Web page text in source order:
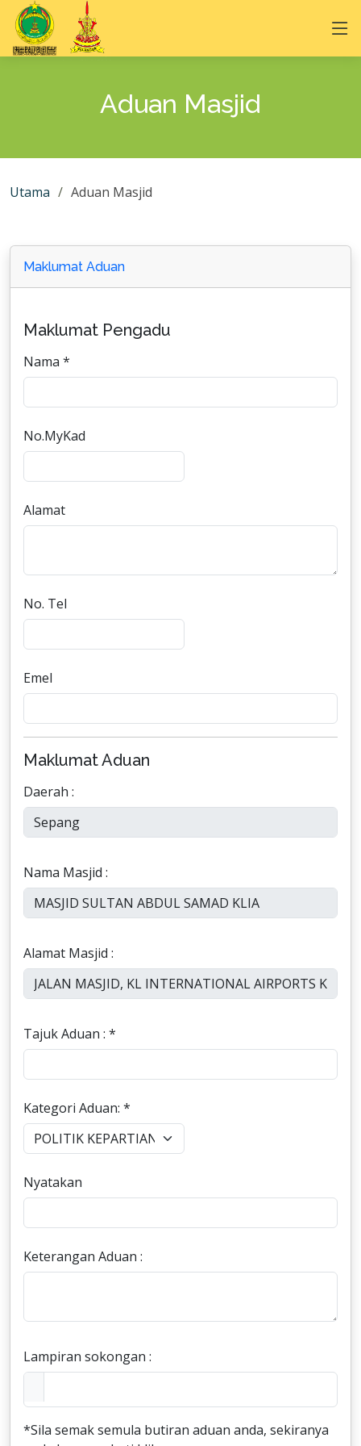
Aduan Masjid
Utama Aduan Masjid
Maklumat Aduan
Maklumat Pengadu
Nama *
No.MyKad
Alamat
No. Tel
Emel
Maklumat Aduan
Daerah :
Nama Masjid :
Alamat Masjid :
Tajuk Aduan : *
Kategori Aduan: *
Nyatakan
Keterangan Aduan :
Lampiran sokongan :
*Sila semak semula butiran aduan anda, sekiranya